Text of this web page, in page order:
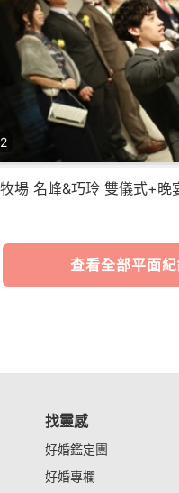
場 名峰&巧玲 雙儀式+晚
查看全部平面
找靈感
好婚鑑定團
好婚專欄